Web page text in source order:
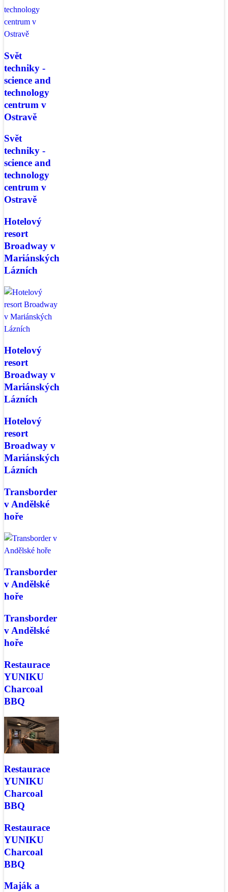
Svět
techniky -
science and
technology
centrum v
Ostravě
Svět
techniky -
science and
technology
centrum v
Ostravě
Hotelový
resort
Broadway v
Mariánských
Lázních
Hotelový
resort
Broadway v
Mariánských
Lázních
Hotelový
resort
Broadway v
Mariánských
Lázních
Transborder
v Andělské
hoře
Transborder
v Andělské
hoře
Transborder
v Andělské
hoře
Restaurace
YUNIKU
Charcoal
BBQ
Restaurace
YUNIKU
Charcoal
BBQ
Restaurace
YUNIKU
Charcoal
BBQ
Maják a